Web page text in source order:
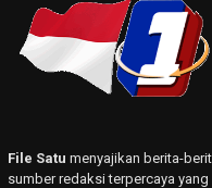
File Satu menyajikan berita-
sumber redaksi terpercaya